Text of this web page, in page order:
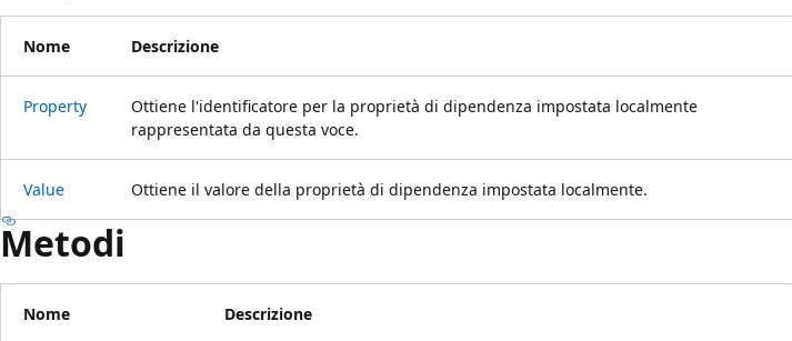
Nome Descrizione
Property
Ottiene l'identificatore per la proprietà di dipendenza impostata localmente
rappresentata da questa voce.
Value Ottiene il valore della proprietà di dipendenza impostata localmente.
Metodi
Nome Descrizione